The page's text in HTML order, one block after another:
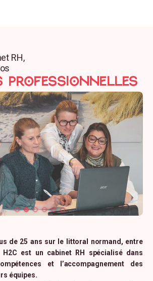
à la fin de l’action de
supports / outils / exercices
de la formation.
questionnaire de satisfaction.
RH,
professionnelles
de 25 ans sur le littoral normand, entre
H2C est un cabinet RH spécialisé dans
et l’accompagnement des
équipes.